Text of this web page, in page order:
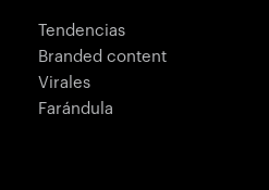
Tendencias
Branded content
Virales
Farándula